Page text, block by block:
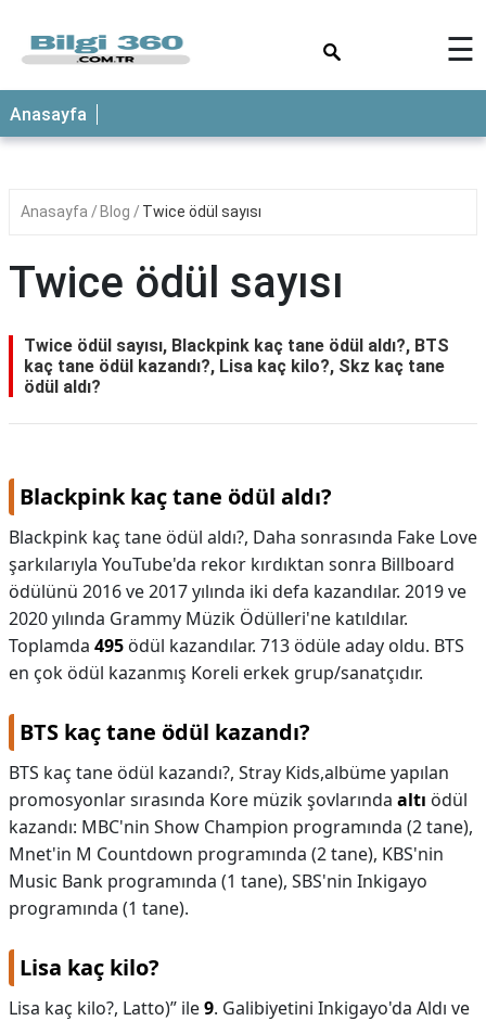
ANASAYFA
☰
Anasayfa
Anasayfa Blog Twice ödül sayısı
Twice ödül sayısı
Twice ödül sayısı, Blackpink kaç tane ödül aldı?, BTS
kaç tane ödül kazandı?, Lisa kaç kilo?, Skz kaç tane
ödül aldı?
Blackpink kaç tane ödül aldı?
Blackpink kaç tane ödül aldı?, Daha sonrasında Fake Love
şarkılarıyla YouTube'da rekor kırdıktan sonra Billboard
ödülünü 2016 ve 2017 yılında iki defa kazandılar. 2019 ve
2020 yılında Grammy Müzik Ödülleri'ne katıldılar.
Toplamda 495 ödül kazandılar. 713 ödüle aday oldu. BTS
en çok ödül kazanmış Koreli erkek grup/sanatçıdır.
BTS kaç tane ödül kazandı?
BTS kaç tane ödül kazandı?, Stray Kids,albüme yapılan
promosyonlar sırasında Kore müzik şovlarında altı ödül
kazandı: MBC'nin Show Champion programında (2 tane),
Mnet'in M Countdown programında (2 tane), KBS'nin
Music Bank programında (1 tane), SBS'nin Inkigayo
programında (1 tane).
Lisa kaç kilo?
Lisa kaç kilo?, Latto)” ile9. Galibiyetini Inkigayo'da Aldı ve